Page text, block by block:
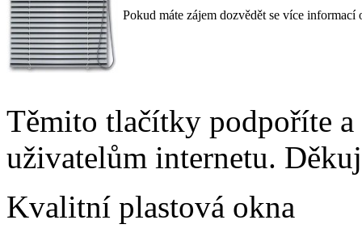
Pokud máte zájem dozvědět se více
Těmito tlačítky podpoříte a
uživatelům internetu.
Kvalitní plastová okna